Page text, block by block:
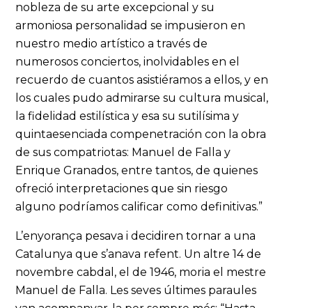
nobleza de su arte excepcional y su
armoniosa personalidad se impusieron en
nuestro medio artístico a través de
numerosos conciertos, inolvidables en el
recuerdo de cuantos asistiéramos a ellos, y en
los cuales pudo admirarse su cultura musical,
la fidelidad estilística y esa su sutilísima y
quintaesenciada compenetración con la obra
de sus compatriotas: Manuel de Falla y
Enrique Granados, entre tantos, de quienes
ofreció interpretaciones que sin riesgo
alguno podríamos calificar como definitivas.”
L’enyorança pesava i decidiren tornar a una
Catalunya que s’anava refent. Un altre 14 de
novembre cabdal, el de 1946, moria el mestre
Manuel de Falla. Les seves últimes paraules